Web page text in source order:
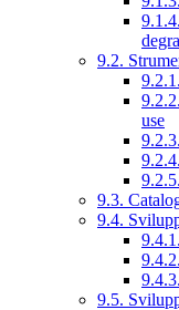
9.2.
use
9.3.
9.4.
9.5.